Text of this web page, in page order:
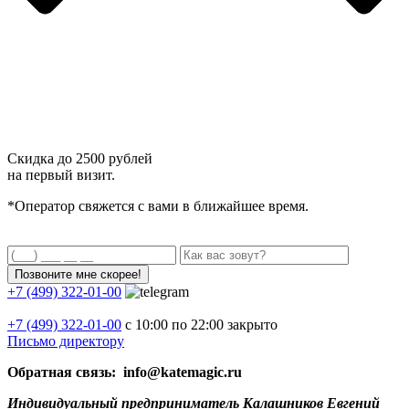
Скидка до 2500 рублей
на первый визит.
*Оператор свяжется с вами в ближайшее время.
+7 (499) 322-01-00
+7 (499) 322-01-00 с 10:00 по 22:00 закрыто
Письмо директору
Обратная связь: info@katemagic.ru
Индивидуальный предприниматель Калашников Евгений